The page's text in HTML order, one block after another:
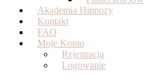
Akademia Hipnozy
Kontakt
FAQ
Moje Konto
Rejestracja
Logowanie